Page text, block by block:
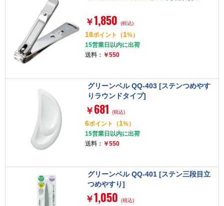
￥1,850 (税込)
18ポイント （1%）
15営業日以内に出荷
送料： ￥550
グリーンベル QQ-403 [ステンつめやす
りラウンドタイプ]
￥ 681 (税込)
6ポイント （1%）
15営業日以内に出荷
送料： ￥550
グリーンベル QQ-401 [ステン三段目立
つめやすり]
￥1,050 (税込)